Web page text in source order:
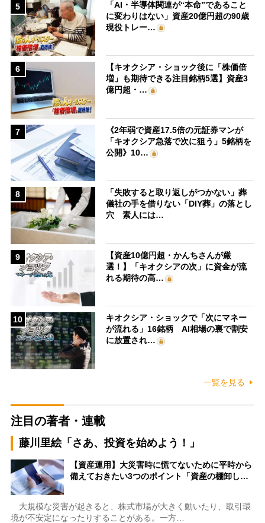
5
「AI・半導体関連が“本命”であること
に変わりはない」資産20億円超の90歳
現役トレー…
6
【キオクシア・ショック後に「株価倍
増」も期待できる注目銘柄5選】資産3
億円超・…
7
《2年弱で資産17.5倍の元証券マンが
「キオクシア急落で次に狙う」5銘柄を
公開》10…
8
「失敗すると取り返しがつかない」葬
儀社の手を借りない「DIY葬」の落とし
穴 素人には…
9
【資産10億円超・かんちさんが厳
選！】「キオクシアの次」に資金が流
れる期待の高…
10
キオクシア・ショックで「次にマネー
が流れる」16銘柄 AI相場の裏で割安
に放置され…
一覧を見る
注目の著者・連載
藤川里絵「さあ、投資を始めよう！」
【資産運用】大災害時に慌てないために平時から
備えておきたい3つのポイント「資産の棚卸し…
大規模な災害が起きると、株式市場が大きく動いたり、取引環
境が不安定になったりすることがある。一方…